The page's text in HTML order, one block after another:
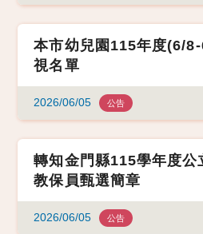
本市幼兒園115年度(6/
視名單
2026/06/05 公告
轉知金門縣115學年度公
教保員甄選簡章
2026/06/05 公告